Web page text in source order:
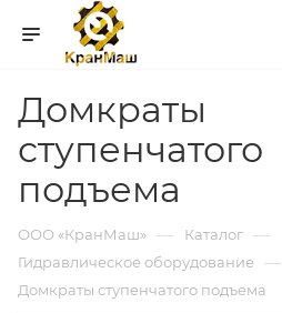
Домкраты
ступенчатого
подъема
ООО «КранМаш» — Каталог —
Гидравлическое оборудование —
Домкраты ступенчатого подъема